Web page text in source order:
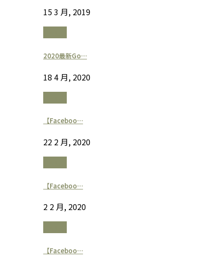
15 3 月, 2019
2020最新Go…
18 4 月, 2020
【Faceboo…
22 2 月, 2020
【Faceboo…
2 2 月, 2020
【Faceboo…